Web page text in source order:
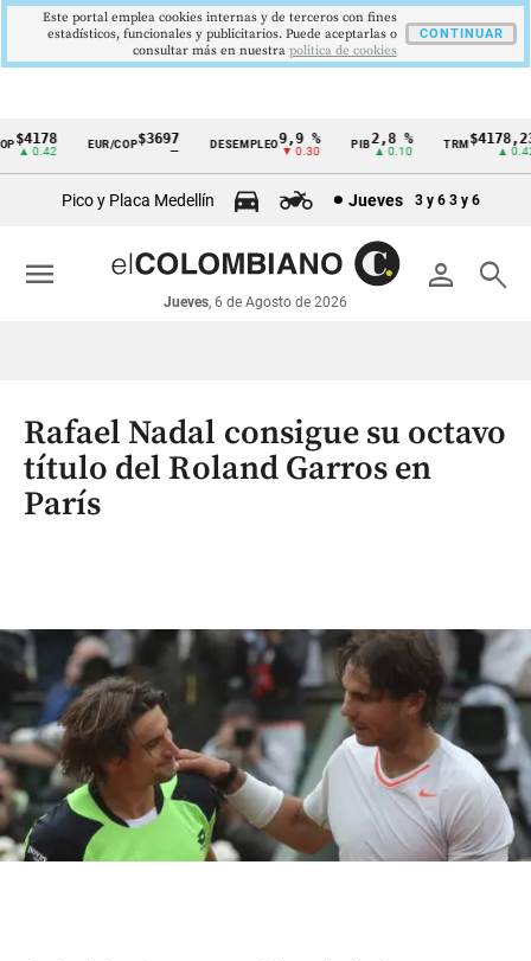
Cintillo
económicos
Colombia
$4178
▲ 0.42
EUR/COP$3697 DESEMPLEO 9,9 %
▼ 0.30
PIB2,8 %
▲ 0.10
TRM$4178,23
▲ 0.42
Pico y Placa Medellín Jueves 3 y 6 3 y 6
person search
Jueves, 6 de Agosto de 2026
menu
Rafael Nadal consigue su octavo
título del Roland Garros en
París
Este portal emplea cookies internas y de terceros con fines
estadísticos, funcionales y publicitarios. Puede aceptarlas o
consultar más en nuestra politica de cookies
CONTINUAR